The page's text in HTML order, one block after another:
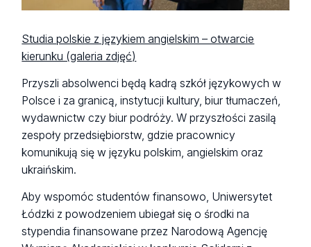
Studia polskie z językiem angielskim – otwarcie
kierunku (galeria zdjęć)
Przyszli absolwenci będą kadrą szkół językowych w
Polsce i za granicą, instytucji kultury, biur tłumaczeń,
wydawnictw czy biur podróży. W przyszłości zasilą
zespoły przedsiębiorstw, gdzie pracownicy
komunikują się w języku polskim, angielskim oraz
ukraińskim.
Aby wspomóc studentów finansowo, Uniwersytet
Łódzki z powodzeniem ubiegał się o środki na
stypendia finansowane przez Narodową Agencję